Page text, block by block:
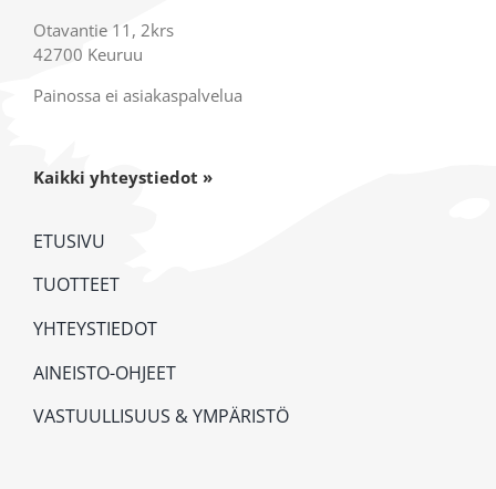
Otavantie 11, 2krs
42700 Keuruu
Painossa ei asiakaspalvelua
Kaikki yhteystiedot »
ETUSIVU
TUOTTEET
YHTEYSTIEDOT
AINEISTO-OHJEET
VASTUULLISUUS & YMPÄRISTÖ